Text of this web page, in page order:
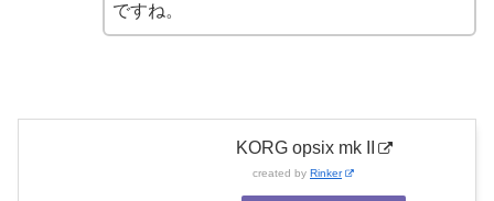
ですね。
KORG opsix mk II
created by Rinker